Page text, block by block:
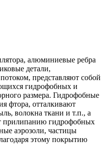
алюминиевые ребра
детали,
представляют собой
гидрофобных и
размера. Гидрофобные
фтора, отталкивают
волокна ткани и т.п., а
прилипанию гидрофобных
аэрозоли, частицы
этому покрытию